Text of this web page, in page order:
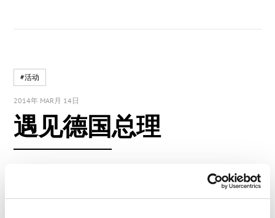
#活动
2014年 MAR月 14日
遇见德国总理
实在太幸运了，就在我顺便参加今年汉诺威信息及